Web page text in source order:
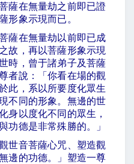
薩在無量劫之前即已證
形象示現而已。
薩在無量劫以前即已成
故，再以菩薩形象示現
時，曾于諸弟子及菩薩
者說：「你看在場的觀
此，系以所要度化眾生
不同的形象。無邊的世
身以度化不同的眾生，
功德是非常殊勝的。」
世音菩薩心咒、塑造觀
邊的功德。」塑造一尊